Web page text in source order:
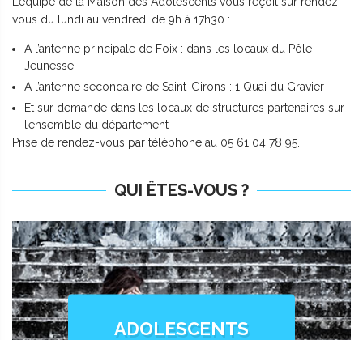
vous du lundi au vendredi de 9h à 17h30 :
A l’antenne principale de Foix : dans les locaux du Pôle
Jeunesse
A l’antenne secondaire de Saint-Girons : 1 Quai du Gravier
Et sur demande dans les locaux de structures partenaires sur
l’ensemble du département
Prise de rendez-vous par téléphone au 05 61 04 78 95.
QUI ÊTES-VOUS ?
ADOLESCENTS